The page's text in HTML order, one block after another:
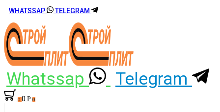
WHATSSAP
TELEGRAM
Whatssap Telegram
00Р 0